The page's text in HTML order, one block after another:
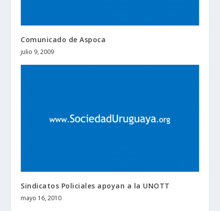
Comunicado de Aspoca
julio 9, 2009
Sindicatos Policiales apoyan a la UNOTT
mayo 16, 2010